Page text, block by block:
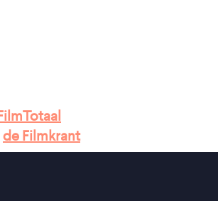
de Filmkrant